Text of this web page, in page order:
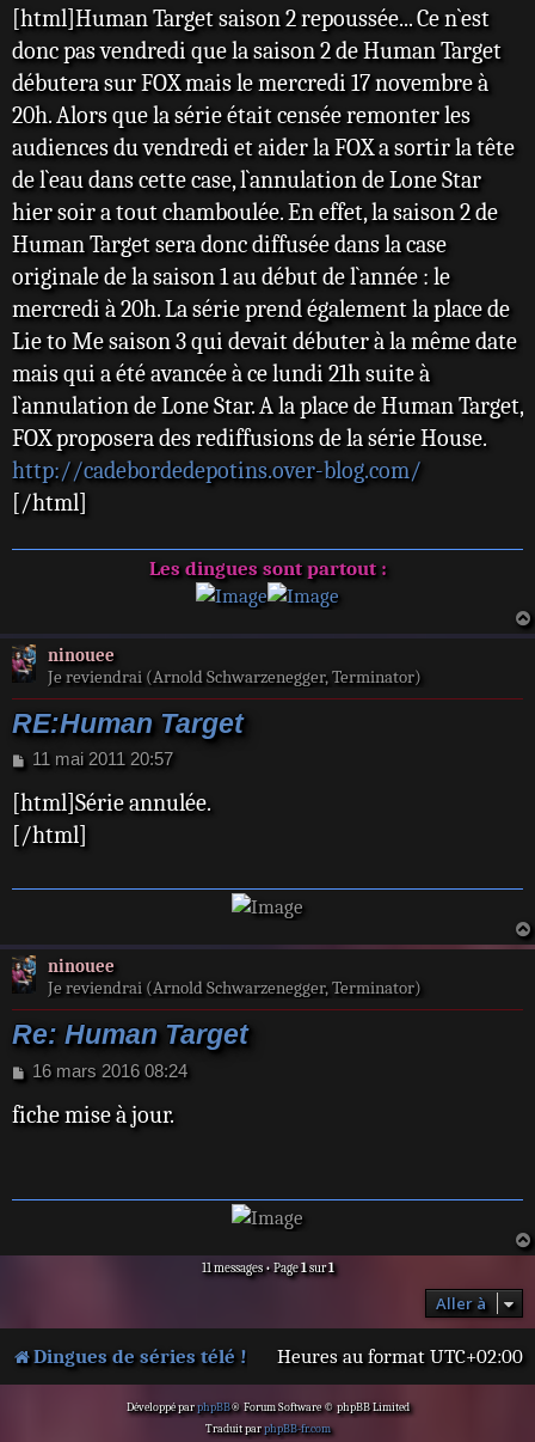
s
a
g
e
[html]Human Target saison 2 repoussée... Ce n`est
donc pas vendredi que la saison 2 de Human Target
débutera sur FOX mais le mercredi 17 novembre à
20h. Alors que la série était censée remonter les
audiences du vendredi et aider la FOX a sortir la tête
de l`eau dans cette case, l`annulation de Lone Star
hier soir a tout chamboulée. En effet, la saison 2 de
Human Target sera donc diffusée dans la case
originale de la saison 1 au début de l`année : le
mercredi à 20h. La série prend également la place de
Lie to Me saison 3 qui devait débuter à la même date
mais qui a été avancée à ce lundi 21h suite à
l`annulation de Lone Star. A la place de Human Target,
FOX proposera des rediffusions de la série House.
http://cadebordedepotins.over-blog.com/
[/html]
Les dingues sont partout :
ninouee
Je reviendrai (Arnold Schwarzenegger, Terminator)
RE:Human Target
M
s
s
a
e
11 mai 2011 20:57
[html]Série annulée.
[/html]
ninouee
Je reviendrai (Arnold Schwarzenegger, Terminator)
Re: Human Target
M
s
e
16 mars 2016 08:24
fiche mise à jour.
11 messages • Page1sur1
Aller à
Dingues de séries télé ! Heures au format UTC+02:00
Développé parphpBB® Forum Software © phpBB Limited
Traduit parphpBB-fr.com